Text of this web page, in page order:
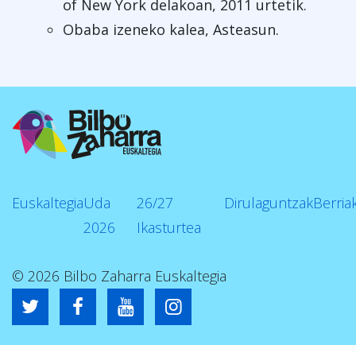
of New York delakoan, 2011 urtetik.
Obaba izeneko kalea, Asteasun.
EuskaltegiaUda
2026
26/27
Ikasturtea
Dirulaguntzak
© 2026 Bilbo Zaharra Euskaltegia